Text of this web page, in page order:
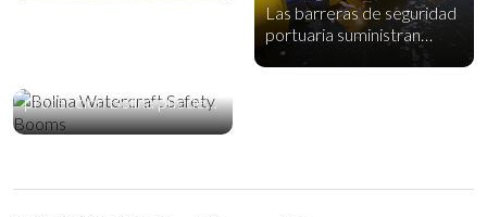
Las barreras de seguridad
portuaria suministran
seguridad en todo el
protección Bolina pueden
salvar vidas